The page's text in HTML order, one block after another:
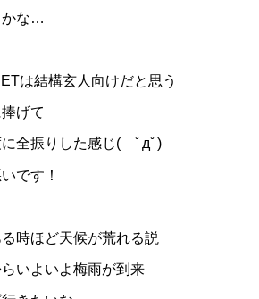
かな…
は結構玄人向けだと思う
げて
に全振りした感じ( ﾟдﾟ)
です！
時ほど天候が荒れる説
いよいよ梅雨が到来